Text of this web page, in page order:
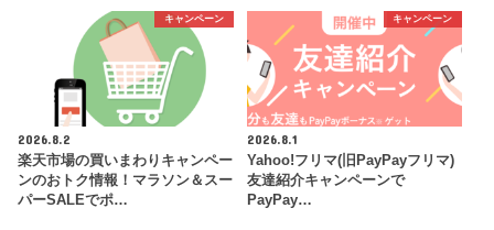
キャンペーン
2026.8.2
楽天市場の買いまわりキャンペー
ンのおトク情報！マラソン＆スー
パーSALEでポ…
キャンペーン
2026.8.1
Yahoo!フリマ(旧PayPayフリマ)
友達紹介キャンペーンで
PayPay…